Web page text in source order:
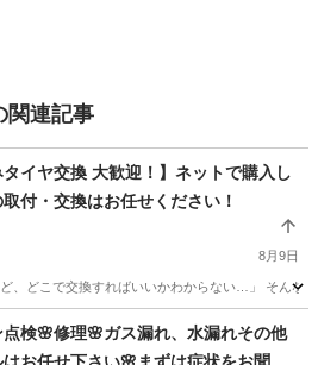
関連記事
タイヤ交換 大歓迎！】ネットで購入し
付・交換はお任せください！
8月9日
ど、どこで交換すればいいかわからない…」 そん
その他 タイヤ
検🌸修理🌸ガス漏れ、水漏れその他